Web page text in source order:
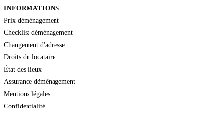
INFORMATIONS
Prix déménagement
Checklist déménagement
Changement d'adresse
Droits du locataire
État des lieux
Assurance déménagement
Mentions légales
Confidentialité